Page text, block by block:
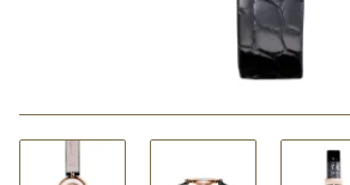
HOCHZEIT